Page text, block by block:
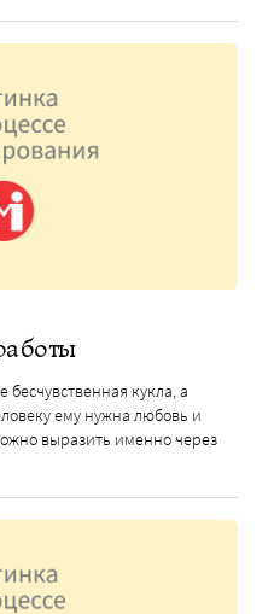
кукла, а
ему нужна любовь и
выразить именно через